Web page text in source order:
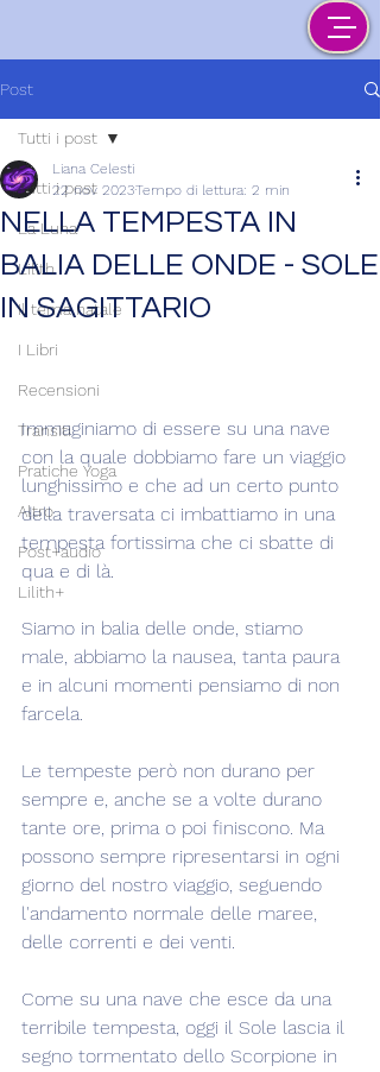
Post
Tutti i post
La Luna
Lilith
Il tema natale
I Libri
Recensioni
Transiti
Pratiche Yoga
Altro
Post+audio
Lilith+
Tutti i post
NELLA TEMPESTA IN
BALIA DELLE ONDE - SOLE
IN SAGITTARIO
Liana Celesti
22 nov 2023Tempo di lettura: 2 min
Immaginiamo di essere su una nave
con la quale dobbiamo fare un viaggio
lunghissimo e che ad un certo punto
della traversata ci imbattiamo in una
tempesta fortissima che ci sbatte di
qua e di là.
Siamo in balia delle onde, stiamo
male, abbiamo la nausea, tanta paura
e in alcuni momenti pensiamo di non
farcela.
Le tempeste però non durano per
sempre e, anche se a volte durano
tante ore, prima o poi finiscono. Ma
possono sempre ripresentarsi in ogni
giorno del nostro viaggio, seguendo
l'andamento normale delle maree,
delle correnti e dei venti.
Come su una nave che esce da una
terribile tempesta, oggi il Sole lascia il
segno tormentato dello Scorpione in